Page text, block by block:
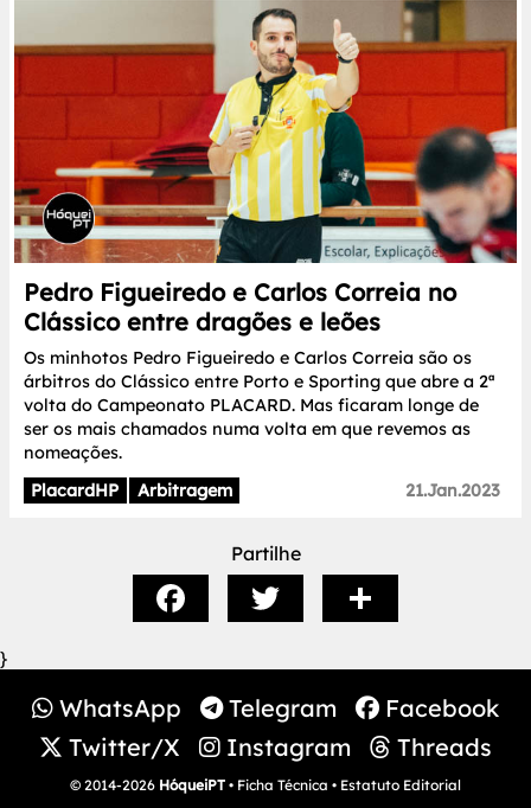
Pedro Figueiredo e Carlos Correia no
Clássico entre dragões e leões
Os minhotos Pedro Figueiredo e Carlos Correia são os
árbitros do Clássico entre Porto e Sporting que abre a 2ª
volta do Campeonato PLACARD. Mas ficaram longe de
ser os mais chamados numa volta em que revemos as
nomeações.
PlacardHP
Arbitragem 21.Jan.2023
Partilhe
}
WhatsApp Telegram
Facebook
Twitter/X
Instagram Threads
© 2014-2026 HóqueiPT • Ficha Técnica • Estatuto Editorial